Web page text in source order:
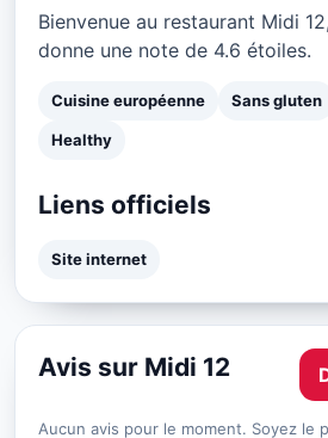
Bienvenue au restaurant Midi
donne une note de 4.6 étoiles.
Cuisine européenne Sans gluten
Healthy
Liens officiels
Site internet
Avis sur Midi 12
Aucun avis pour le moment. Soyez le